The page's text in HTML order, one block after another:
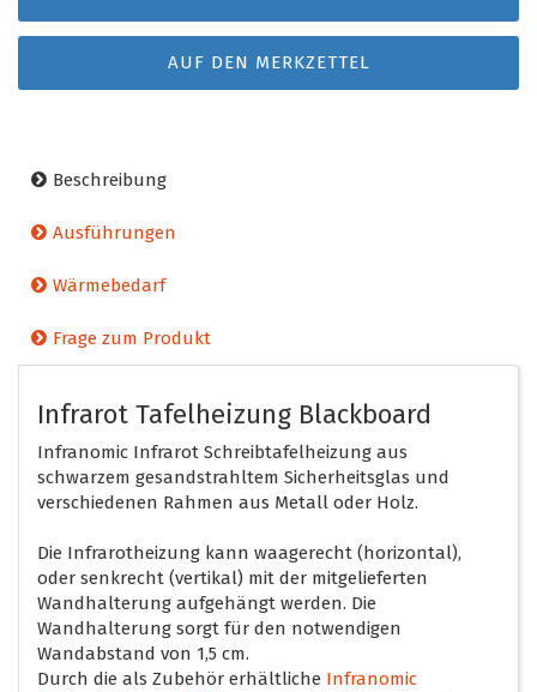
AUF DEN MERKZETTEL
Beschreibung
Ausführungen
Wärmebedarf
Frage zum Produkt
Infrarot Tafelheizung Blackboard
Infranomic Infrarot Schreibtafelheizung aus
schwarzem gesandstrahltem Sicherheitsglas und
verschiedenen Rahmen aus Metall oder Holz.
Die Infrarotheizung kann waagerecht (horizontal),
oder senkrecht (vertikal) mit der mitgelieferten
Wandhalterung aufgehängt werden. Die
Wandhalterung sorgt für den notwendigen
Wandabstand von 1,5 cm.
Durch die als Zubehör erhältliche Infranomic